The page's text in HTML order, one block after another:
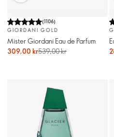
(1106)
GIORDANI GOLD
Mister Giordani Eau de Parfum
309,00 kr539,00 kr